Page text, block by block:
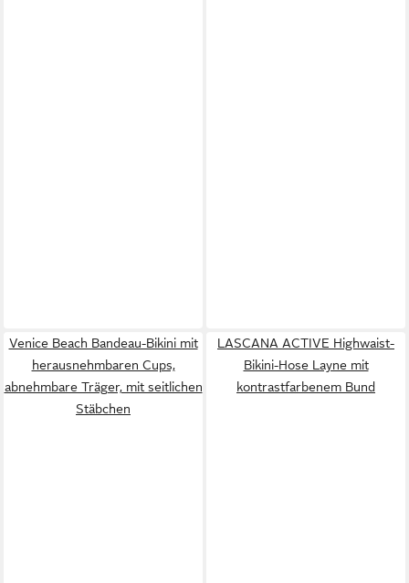
Venice Beach Bandeau-Bikini mit
herausnehmbaren Cups,
abnehmbare Träger, mit seitlichen
Stäbchen
LASCANA ACTIVE Highwaist-
Bikini-Hose Layne mit
kontrastfarbenem Bund